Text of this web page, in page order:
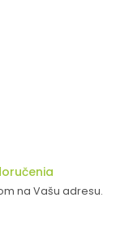
na Vašu adresu.